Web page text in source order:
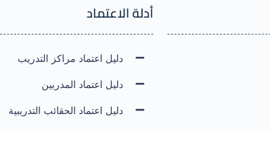
أدلة الاعتماد
دليل اعتماد مراكز التدريب
دليل اعتماد المدربين
دليل اعتماد الحقائب التدريبية